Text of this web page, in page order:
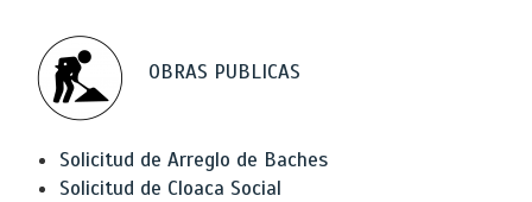
OBRAS PUBLICAS
Solicitud de Arreglo de Baches
Solicitud de Cloaca Social